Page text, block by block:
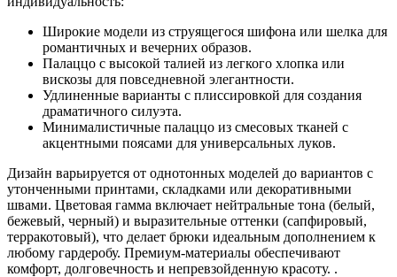
Широкие модели из струящегося шифона или шелка для
романтичных и вечерних образов.
Палаццо с высокой талией из легкого хлопка или
вискозы для повседневной элегантности.
Удлиненные варианты с плиссировкой для создания
драматичного силуэта.
Минималистичные палаццо из смесовых тканей с
акцентными поясами для универсальных луков.
Дизайн варьируется от однотонных моделей до вариантов с
утонченными принтами, складками или декоративными
швами. Цветовая гамма включает нейтральные тона (белый,
бежевый, черный) и выразительные оттенки (сапфировый,
терракотовый), что делает брюки идеальным дополнением к
любому гардеробу. Премиум-материалы обеспечивают
комфорт, долговечность и непревзойденную красоту. .